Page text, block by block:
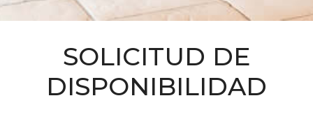
SOLICITUD DE
DISPONIBILIDAD